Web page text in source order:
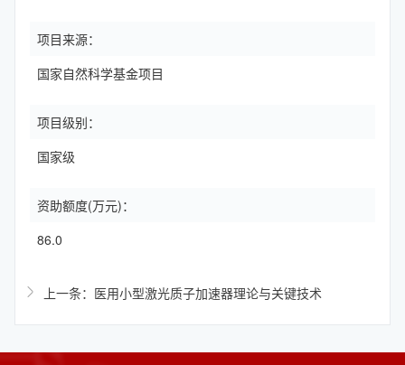
项目来源：
国家自然科学基金项目
项目级别：
国家级
资助额度(万元)：
86.0
上一条：医用小型激光质子加速器理论与关键技术